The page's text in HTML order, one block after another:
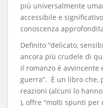
più universalmente
accessibile e
conoscenza
​Definito “delicato,
ancora più crudele di
il romanzo è avvincente
guerra”. È un libro che,
reazioni (alcuni lo
), offre “molti spunti